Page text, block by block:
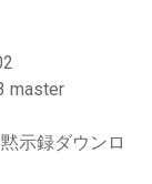
master
示録ダウンロ